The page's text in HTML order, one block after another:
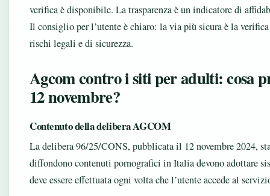
verifica è disponibile. La trasparenza è un indicatore di
Il consiglio per l’utente è chiaro: la via più sicura è la
rischi legali e di sicurezza.
Agcom contro i siti per adulti: cosa
12 novembre?
Contenuto della delibera AGCOM
La delibera 96/25/CONS, pubblicata il 12 novembre 2024,
diffondono contenuti pornografici in Italia devono adottare
deve essere effettuata ogni volta che l’utente accede al